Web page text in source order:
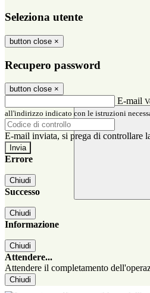
Seleziona utente
button close ×
Recupero password
button close ×
E-mail
all'indirizzo indicato con le istruzioni
E-mail inviata, si prega di controllare
Errore
Chiudi
Successo
Chiudi
Informazione
Chiudi
Attendere...
Attendere il completamento
Chiudi